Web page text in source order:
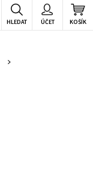
KOŠÍK
ÚČET
HLEDAT